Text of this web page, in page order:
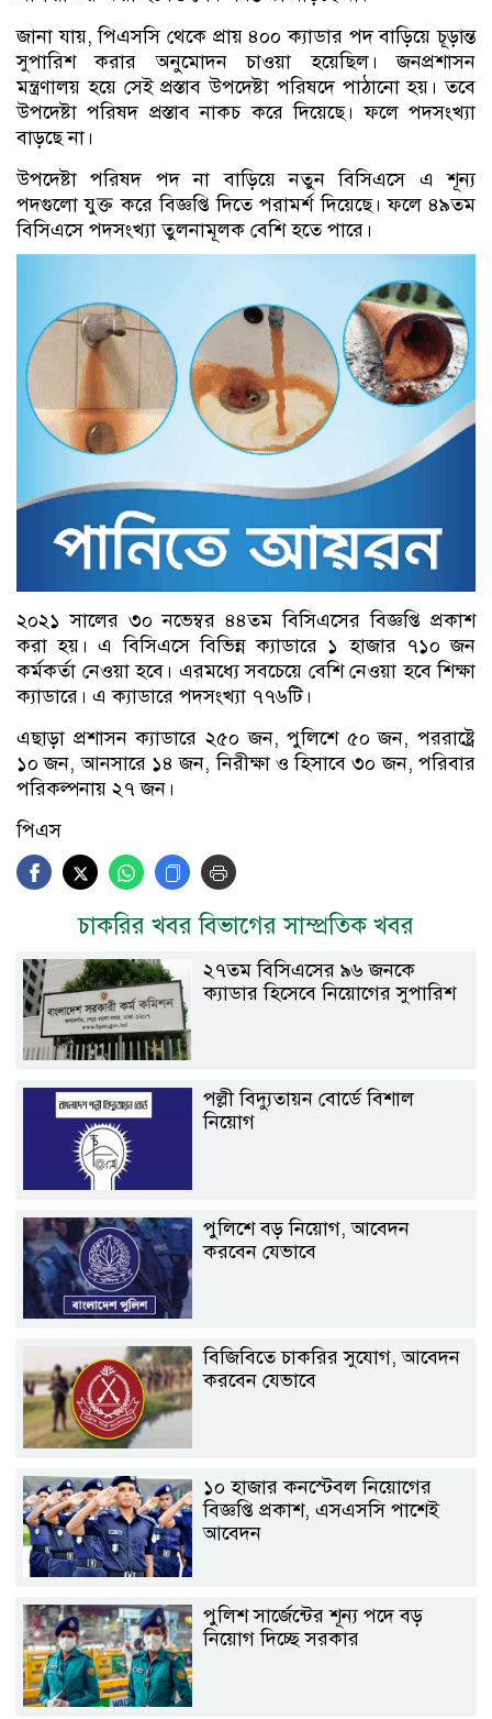
জানা যায়, পিএসসি থেকে প্রায় ৪০০ ক্যাডার পদ বাড়িয়ে চূড়ান্ত
সুপারিশ করার অনুমোদন চাওয়া হয়েছিল। জনপ্রশাসন
মন্ত্রণালয় হয়ে সেই প্রস্তাব উপদেষ্টা পরিষদে পাঠানো হয়। তবে
উপদেষ্টা পরিষদ প্রস্তাব নাকচ করে দিয়েছে। ফলে পদসংখ্যা
বাড়ছে না।
উপদেষ্টা পরিষদ পদ না বাড়িয়ে নতুন বিসিএসে এ শূন্য
পদগুলো যুক্ত করে বিজ্ঞপ্তি দিতে পরামর্শ দিয়েছে। ফলে ৪৯তম
বিসিএসে পদসংখ্যা তুলনামূলক বেশি হতে পারে।
২০২১ সালের ৩০ নভেম্বর ৪৪তম বিসিএসের বিজ্ঞপ্তি প্রকাশ
করা হয়। এ বিসিএসে বিভিন্ন ক্যাডারে ১ হাজার ৭১০ জন
কর্মকর্তা নেওয়া হবে। এরমধ্যে সবচেয়ে বেশি নেওয়া হবে শিক্ষা
ক্যাডারে। এ ক্যাডারে পদসংখ্যা ৭৭৬টি।
এছাড়া প্রশাসন ক্যাডারে ২৫০ জন, পুলিশে ৫০ জন, পররাষ্ট্রে
১০ জন, আনসারে ১৪ জন, নিরীক্ষা ও হিসাবে ৩০ জন, পরিবার
পরিকল্পনায় ২৭ জন।
পিএস
চাকরির খবর বিভাগের সাম্প্রতিক খবর
২৭তম বিসিএসের ৯৬ জনকে
ক্যাডার হিসেবে নিয়োগের সুপারিশ
পল্লী বিদ্যুতায়ন বোর্ডে বিশাল
নিয়োগ
পুলিশে বড় নিয়োগ, আবেদন
করবেন যেভাবে
বিজিবিতে চাকরির সুযোগ, আবেদন
করবেন যেভাবে
১০ হাজার কনস্টেবল নিয়োগের
বিজ্ঞপ্তি প্রকাশ, এসএসসি পাশেই
আবেদন
পুলিশ সার্জেন্টের শূন্য পদে বড়
নিয়োগ দিচ্ছে সরকার